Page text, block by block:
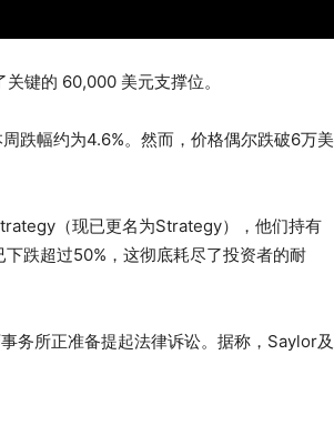
键的 60,000 美元支撑位。
跌幅约为4.6%。然而，价格偶尔跌破6万美
（现已更名为Strategy），他们持有
跌超过50%，这彻底耗尽了投资者的耐
务所正准备提起法律诉讼。据称，Saylor及